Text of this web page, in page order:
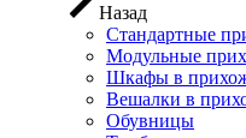
Назад
Стандартные
Модульные
Шкафы в
Вешалки в
Обувницы